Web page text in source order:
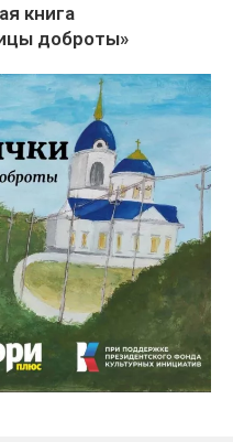
книга
доброты»